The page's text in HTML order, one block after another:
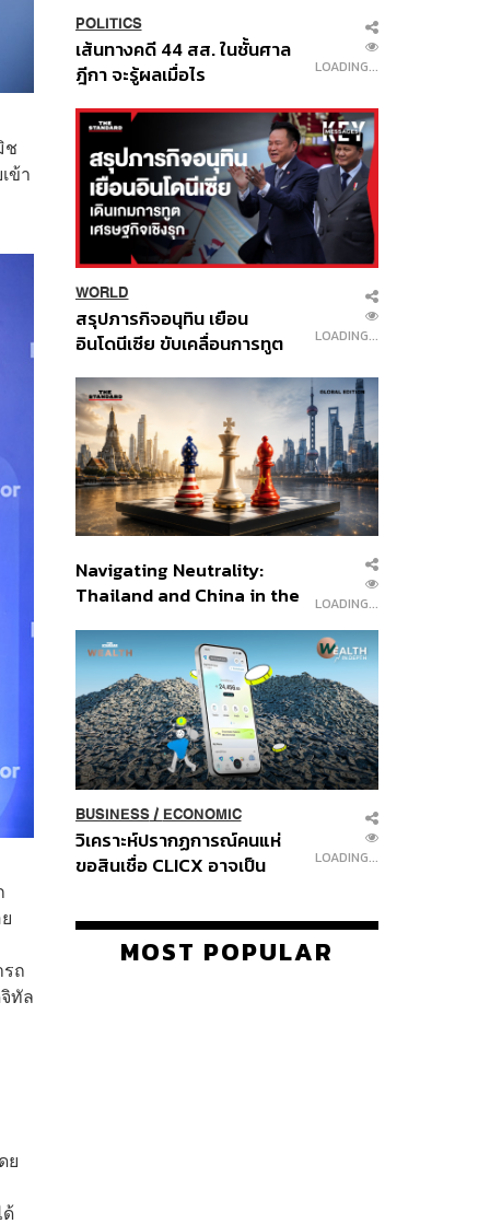
ช
ข้า
ถ
ทัล
ย
POLITICS
เส้นทางคดี 44 สส. ในชั้นศาล
ฎีกา จะรู้ผลเมื่อไร
LOADING...
WORLD
สรุปภารกิจอนุทิน เยือน
อินโดนีเซีย ขับเคลื่อนการทูต
ส่วนยุทธศาสตร์ไทย –
อินโดนีเซีย
LOADING...
Navigating Neutrality:
Thailand and China in the
Order
LOADING...
BUSINESS/ ECONOMIC
วิเคราะห์ปรากฏการณ์คนแห่
ขอสินเชื่อ CLICX อาจเป็น
ปัญหาหนี้ครัวเรือนไทยที่ถูกซุก
LOADING...
MOST POPULAR